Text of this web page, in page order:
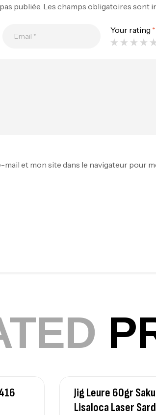
publiée. Les champs obligatoires sont
Your rating *
et mon site dans le navigateur pour
Jig Leure 60gr
Lisaloca Laser